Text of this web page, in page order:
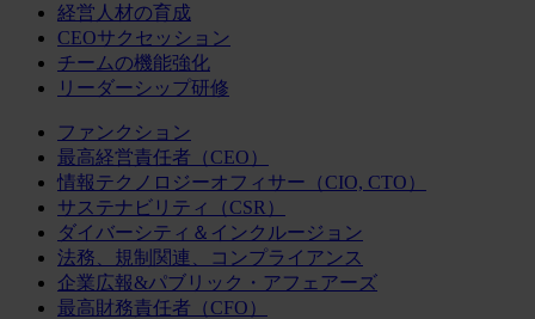
経営人材の育成
CEOサクセッション
チームの機能強化
リーダーシップ研修
ファンクション
最高経営責任者（CEO）
情報テクノロジーオフィサー（CIO, CTO）
サステナビリティ（CSR）
ダイバーシティ＆インクルージョン
法務、規制関連、コンプライアンス
企業広報&パブリック・アフェアーズ
最高財務責任者（CFO）